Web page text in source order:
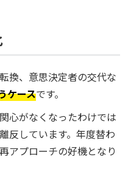
換、意思決定者の交代な
ケースです。
心がなくなったわけでは
反しています。年度替わ
アプローチの好機となり